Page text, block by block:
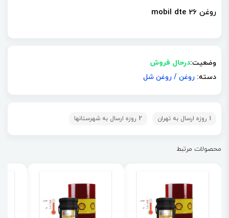
روغن mobil dte 26
وضعیت:درحال فروش
دسته: روغن / روغن شل
1 روزه ارسال به تهران 2 روزه ارسال به شهرستانها
محصولات مرتبط